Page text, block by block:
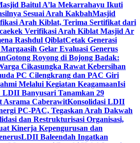
Baitul A’la Mekarrahayu Ikuti
Sesuai Arah KakbahMasjid
Arah Kiblat, Terima Sertifikat dari
Verifikasi Arah Kiblat Masjid Ar
Rashdul QiblatCetak Generasi
Gelar Evaluasi Generus
Gotong Royong di Bojong Badak:
Cikasungka Rawat Kebersihan
PC Cilengkrang dan PAC Giri
Melalui Kegiatan KeagamaanIsi
Banyusari Tanamkan 29
CaberawitKonsolidasi LDII
PC-PAC, Tegaskan Arah Dakwah
dan Restrukturisasi Organisasi,
Kinerja Kepengurusan dan
LDII Baleendah Ingatkan